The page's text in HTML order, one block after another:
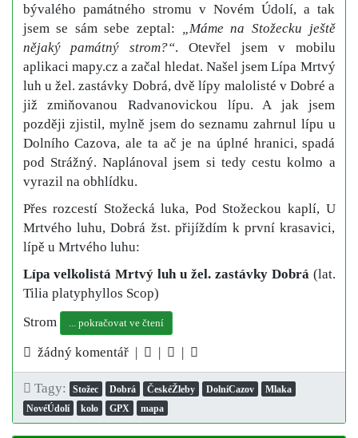
bývalého památného stromu v Novém Údolí, a tak
jsem se sám sebe zeptal:
„Máme na Stožecku ještě
nějaký památný strom?“. Otevřel jsem v mobilu
aplikaci mapy.cz a začal hledat. Našel jsem Lípa Mrtvý
luh u žel. zastávky Dobrá, dvě lípy malolisté v Dobré a
již zmiňovanou Radvanovickou lípu. A jak jsem
později zjistil, mylně jsem do seznamu zahrnul lípu u
Dolního Cazova, ale ta ač je na úplné hranici, spadá
pod Strážný. Naplánoval jsem si tedy cestu kolmo a
vyrazil na obhlídku.
Přes rozcestí Stožecká luka, Pod Stožeckou kaplí, U
Mrtvého luhu, Dobrá žst. přijíždím k první krasavici,
lípě u Mrtvého luhu:
Lípa velkolistá Mrtvý luh u žel. zastávky Dobrá (lat.
Tilia platyphyllos Scop)
Strom
... pokračovat ve čtení
žádný komentář | | |
Tagy: Stožec Dobrá ČeskéŽleby DolníCazov
Mlaka
NovéÚdolí
kolo GPX mapa